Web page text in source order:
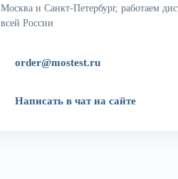
Москва и Санкт-Петербург, работаем
всей России
order@mostest.ru
Написать в чат на сайте